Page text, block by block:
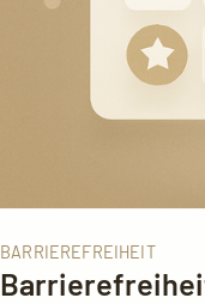
BARRIEREFREIHEIT